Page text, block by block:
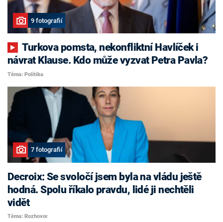
9 fotografií
Turkova pomsta, nekonfliktní Havlíček i
návrat Klause. Kdo může vyzvat Petra Pavla?
Téma: Politika
7 fotografií
Decroix: Se svoločí jsem byla na vládu ještě
hodná. Spolu říkalo pravdu, lidé ji nechtěli
vidět
Téma: Rozhovor